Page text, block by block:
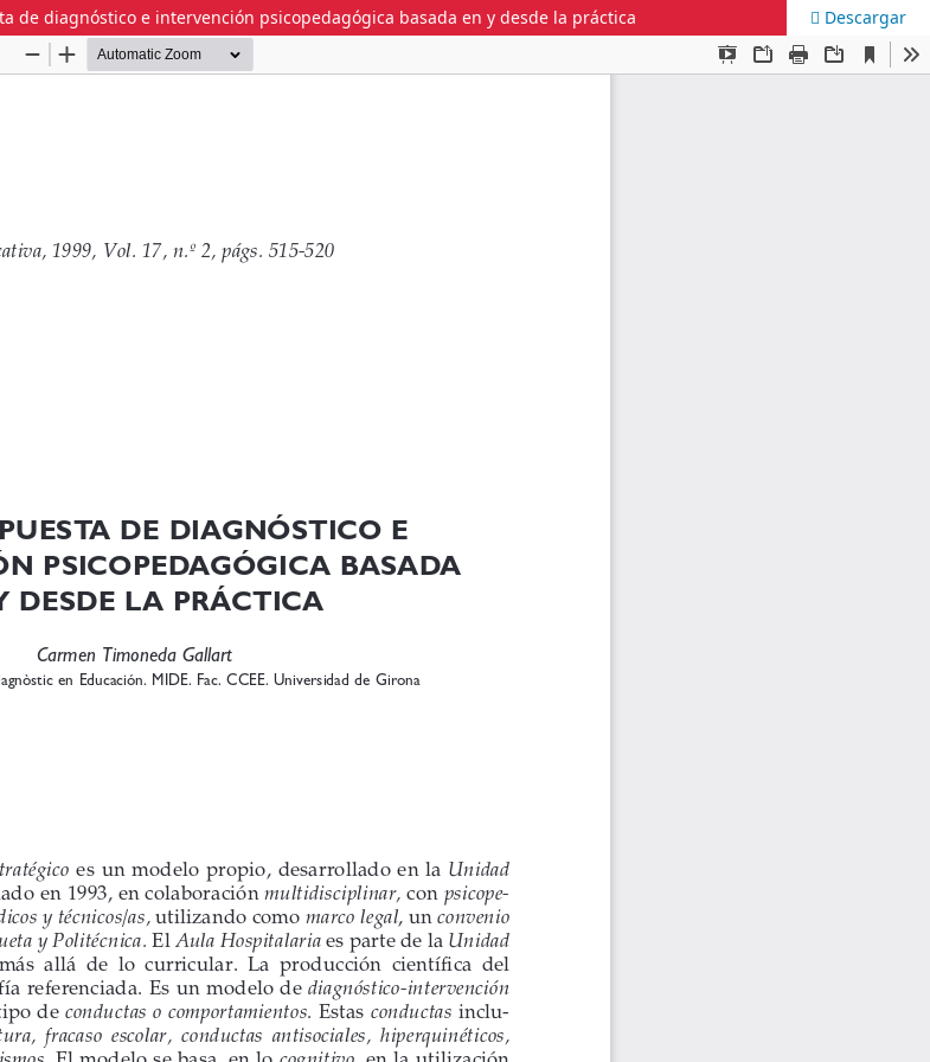
de diagnóstico e intervención psicopedagógica basada en y desde la práctica Descargar